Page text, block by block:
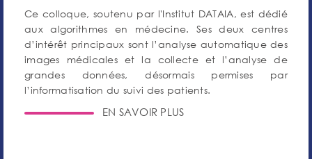
Ce colloque, soutenu par l'Institut DATAIA, est dédié
aux algorithmes en médecine. Ses deux centres
d’intérêt principaux sont l’analyse automatique des
images médicales et la collecte et l’analyse de
grandes données, désormais permises par
l’informatisation du suivi des patients.
EN SAVOIR PLUS